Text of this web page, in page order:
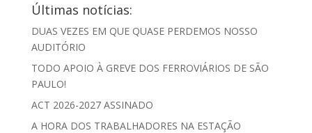
Últimas notícias:
DUAS VEZES EM QUE QUASE PERDEMOS NOSSO
AUDITÓRIO
TODO APOIO À GREVE DOS FERROVIÁRIOS DE SÃO
PAULO!
ACT 2026-2027 ASSINADO
A HORA DOS TRABALHADORES NA ESTAÇÃO